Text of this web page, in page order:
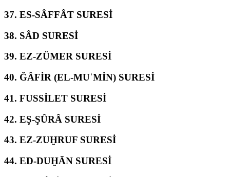
37. ES-SÂFFÂT SURESİ
38. SÂD SURESİ
39. EZ-ZÜMER SURESİ
40. ĞÂFİR (EL-MUʾMİN) SURESİ
41. FUSSİLET SURESİ
42. EŞ-ŞÛRÂ SURESİ
43. EZ-ZUḪRUF SURESİ
44. ED-DUḪĀN SURESİ